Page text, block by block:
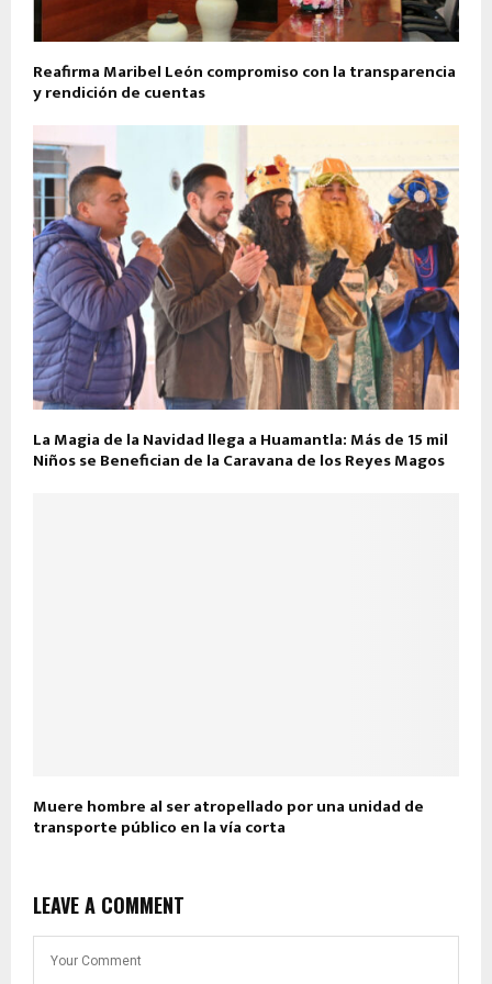
Reafirma Maribel León compromiso con la transparencia
y rendición de cuentas
La Magia de la Navidad llega a Huamantla: Más de 15 mil
Niños se Benefician de la Caravana de los Reyes Magos
Muere hombre al ser atropellado por una unidad de
transporte público en la vía corta
LEAVE A COMMENT